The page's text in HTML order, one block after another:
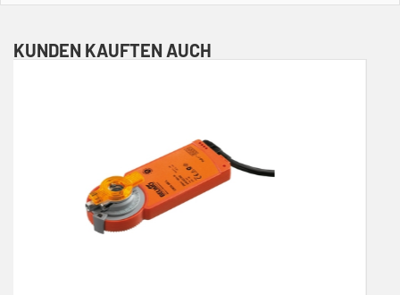
KUNDEN KAUFTEN AUCH